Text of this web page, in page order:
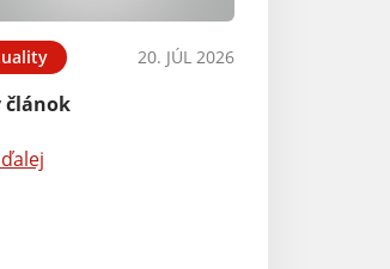
20. JÚL 2026
článok